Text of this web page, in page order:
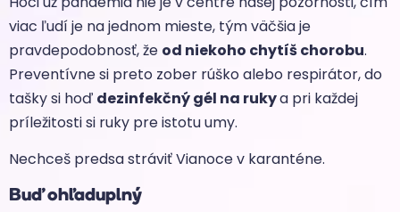
viac ľudí je na jednom mieste, tým väčšia je
pravdepodobnosť, že od niekoho chytíš chorobu.
Preventívne si preto zober rúško alebo respirátor, do
tašky si hoď dezinfekčný gél na rukya pri každej
príležitosti si ruky pre istotu umy.
Nechceš predsa stráviť Vianoce v karanténe.
Buď ohľaduplný